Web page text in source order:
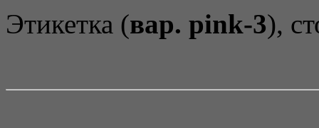
Этикетка (вар. pink-3),